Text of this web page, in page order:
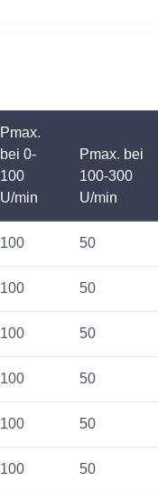
Pmax.
bei 0-
100
U/min
Pmax. bei
100-300
U/min
100 50
100 50
100 50
100 50
100 50
100 50